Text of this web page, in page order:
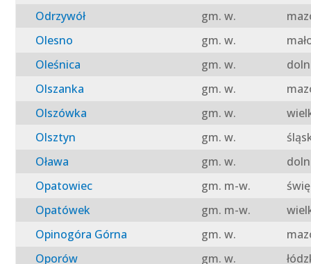
Odrzywół
gm. w.
Olesno
gm. w.
Oleśnica
gm. w.
Olszanka
gm. w.
Olszówka
gm. w.
Olsztyn
gm. w.
Oława
gm. w.
Opatowiec
gm. m-w.
Opatówek
gm. m-w.
Opinogóra Górna
gm. w.
Oporów
gm. w.